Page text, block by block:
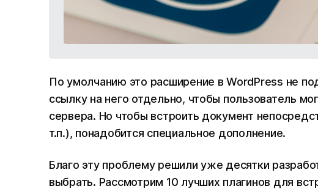
По умолчанию это расширение в WordPress не
ссылку на него отдельно, чтобы пользователь
сервера. Но чтобы встроить документ
т.п.), понадобится специальное дополнение.
Благо эту проблему решили уже десятки
выбрать. Рассмотрим 10 лучших плагинов для